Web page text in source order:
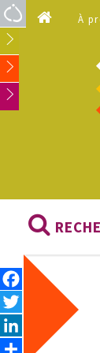
Aller au
À
Facebook
LinkedIn
Share